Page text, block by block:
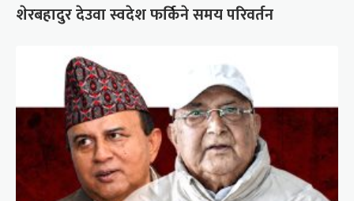
शेरबहादुर देउवा स्वदेश फर्किने समय परिवर्तन